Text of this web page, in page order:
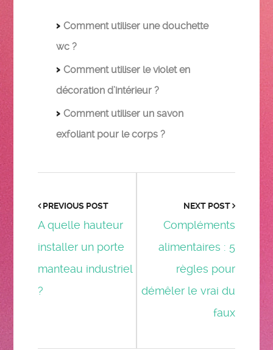
Comment utiliser une douchette
wc ?
Comment utiliser le violet en
décoration d’intérieur ?
Comment utiliser un savon
exfoliant pour le corps ?
PREVIOUS POST
A quelle hauteur
installer un porte
manteau industriel
?
NEXT POST
Compléments
alimentaires : 5
règles pour
démêler le vrai du
faux